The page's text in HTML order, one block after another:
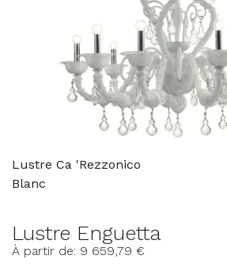
Lustre Ca 'Rezzonico
Blanc
Lustre Enguetta
À partir de: 9 659,79 €